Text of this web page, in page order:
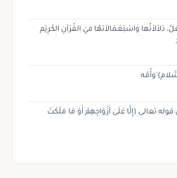
دَلاَلاَتُها واسْتِعْمَالاَتهُا فيْ القُرْآنِ الكَرِيْم
َوأُمّه
تعالى (إِلَّا عَلَىٰ أَزْوَاجِهِمْ أَوْ مَا مَلَكَتْ